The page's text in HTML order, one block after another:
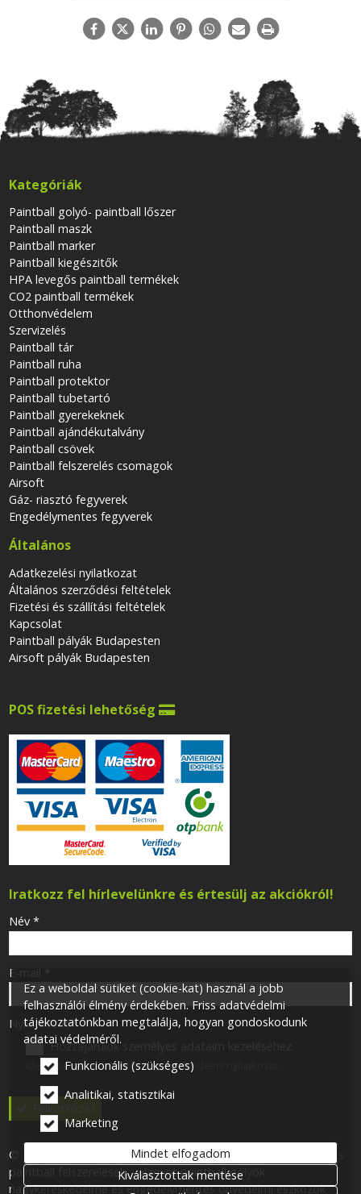
Kategóriák
Paintball golyó- paintball lőszer
Paintball maszk
Paintball marker
Paintball kiegészitők
HPA levegős paintball termékek
CO2 paintball termékek
Otthonvédelem
Szervizelés
Paintball tár
Paintball ruha
Paintball protektor
Paintball tubetartó
Paintball gyerekeknek
Paintball ajándékutalvány
Paintball csövek
Paintball felszerelés csomagok
Airsoft
Gáz- riasztó fegyverek
Engedélymentes fegyverek
Általános
Adatkezelési nyilatkozat
Általános szerződési feltételek
Fizetési és szállítási feltételek
Kapcsolat
Paintball pályák Budapesten
Airsoft pályák Budapesten
POS fizetési lehetőség 
Iratkozz fel hírlevelünkre és értesülj az akciókról!
-
-
-
-
-
Név *
E-mail
Nyilatkozat*
Hozzájárulok személyes adataim kezeléséhez.
Ide kattintva tekinthető meg:Adatvédelmi nyilatkozat
Feliratkozás
© 2026 Minden jog fenntartva! One for One 113 Kft. Airsoft- és
paintball felszerelések, valamint paintball golyók
nagykereskedelme és engedélymentes önvédelmi eszközök
Ez a weboldal sütiket (cookie-kat) használ a jobb
felhasználói élmény érdekében. Friss adatvédelmi
tájékoztatónkban megtalálja, hogyan gondoskodunk
adatai védelméről.
Funkcionális (szükséges)
Analitikai, statisztikai
Marketing
Mindet elfogadom
Kiválasztottak mentése